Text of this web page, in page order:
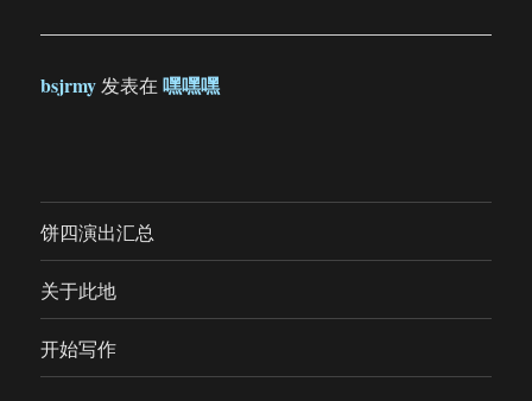
bsjrmy发表在嘿嘿嘿
饼四演出汇总
关于此地
开始写作